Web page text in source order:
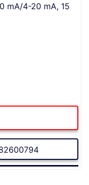
mA/4-20 mA, 15